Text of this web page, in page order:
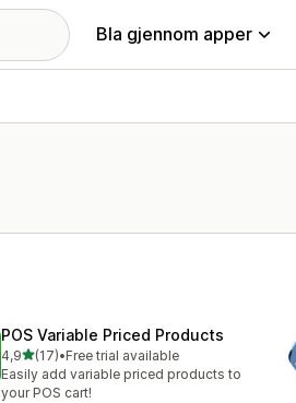
Bla gjennom apper
POS Variable Priced Products
4,9av 5 stjerner
(17)
Totalt 17 omtaler
•Free trial available
Easily add variable priced products to
your POS cart!